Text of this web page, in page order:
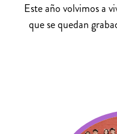
Este año volvimos a
que se quedan